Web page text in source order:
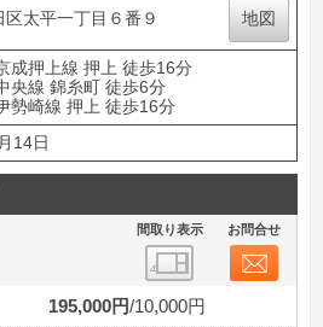
区太平一丁目６番９ 地図
成押上線 押上 徒歩16分
央線 錦糸町 徒歩6分
勢崎線 押上 徒歩16分
14日
間取り表示 お問合せ
195,000円 10,000円